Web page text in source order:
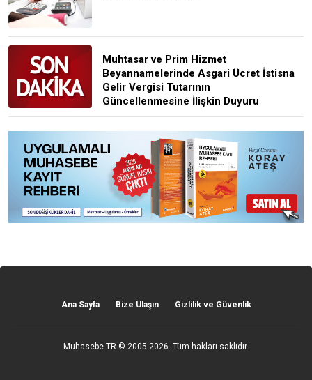
Muhtasar ve Prim Hizmet
Beyannamelerinde Asgari Ücret İstisna
Gelir Vergisi Tutarının
Güncellenmesine İlişkin Duyuru
Ana Sayfa Bize Ulaşın Gizlilik ve Güvenlik
Muhasebe TR © 2005-2026. Tüm hakları saklıdır.